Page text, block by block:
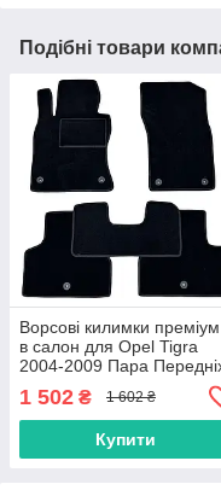
Подібні товари
Ворсові килимки преміум
в салон для Opel Tigra
2004-2009 Пара
1 502 ₴ 1 602 ₴
Купити